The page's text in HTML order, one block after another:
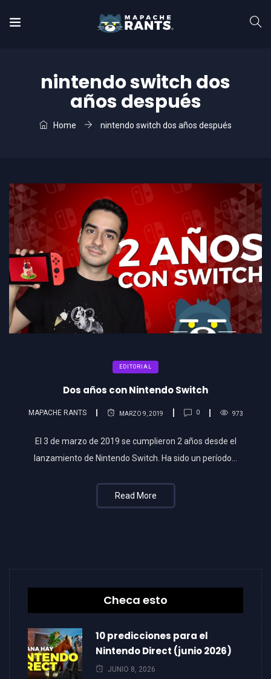
nintendo switch dos
años después
Home nintendo switch dos años después
EDITORIAL
Dos años con Nintendo Switch
MAPACHE RANTS MARZO 9, 2019 0 973
El 3 de marzo de 2019 se cumplieron 2 años desde el
lanzamiento de Nintendo Switch. Ha sido un período…
Read More
Checa esto
10 predicciones para el
Nintendo Direct (junio 2026)
JUNIO 8, 2026